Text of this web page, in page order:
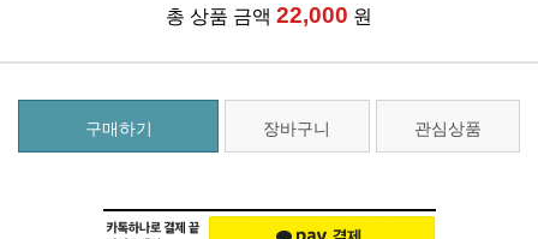
총 상품 금액 22,000 원
구매하기 장바구니 관심상품